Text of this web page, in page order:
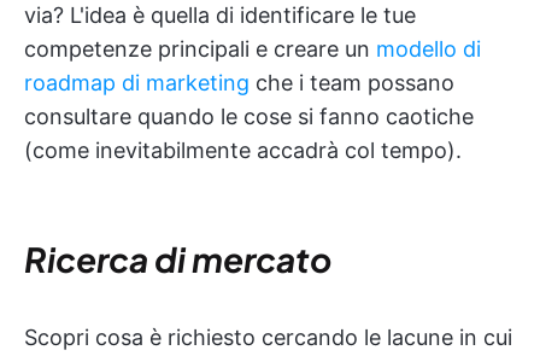
via? L'idea è quella di identificare le tue
competenze principali e creare un modello di
roadmap di marketing che i team possano
consultare quando le cose si fanno caotiche
(come inevitabilmente accadrà col tempo).
Ricerca di mercato
Scopri cosa è richiesto cercando le lacune in cui